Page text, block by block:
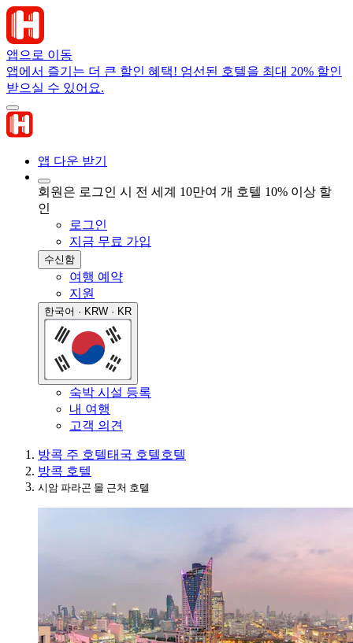
앱으로 이동
앱에서 즐기는 더 큰 할인 혜택! 엄선된 호텔을 최대 20% 할인
받으실 수 있어요.
앱 다운 받기
회원은 로그인 시 전 세계 10만여 개 호텔 10% 이상 할
인
로그인
지금 무료 가입
수신함
여행 예약
지원
한국어 · KRW · KR
숙박 시설 등록
내 여행
고객 의견
방콕 주 호텔태국 호텔호텔
방콕 호텔
시암 파라곤 몰 근처 호텔